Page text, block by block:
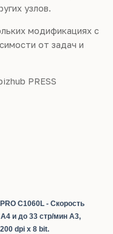
узлов.
модификациях с
от задач и
C1060L - Скорость
и до 33 стр/мин А3,
dpi x 8 bit.